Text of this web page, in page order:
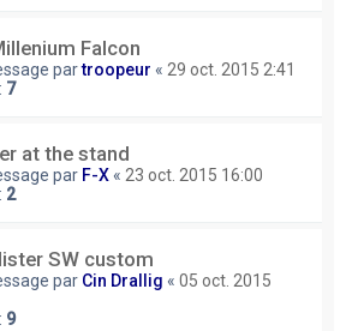
Falcon
partroopeur « 29 oct. 2015 2:41
7
at the stand
par F-X « 23 oct. 2015 16:00
2
SW custom
par Cin Drallig « 05 oct. 2015
9